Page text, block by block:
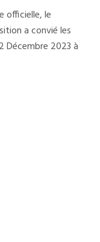
officielle, le
a convié les
Décembre 2023 à